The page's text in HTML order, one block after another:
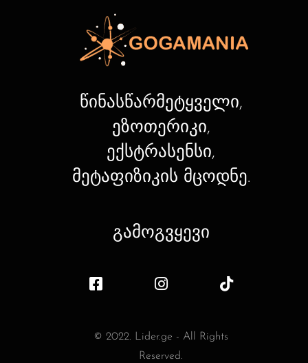
წინასწარმეტყველი,
ეზოთერიკი,
ექსტრასენსი,
მეტაფიზიკის მცოდნე.
გამოგვყევი
© 2022. Lider.ge - All Rights
Reserved.